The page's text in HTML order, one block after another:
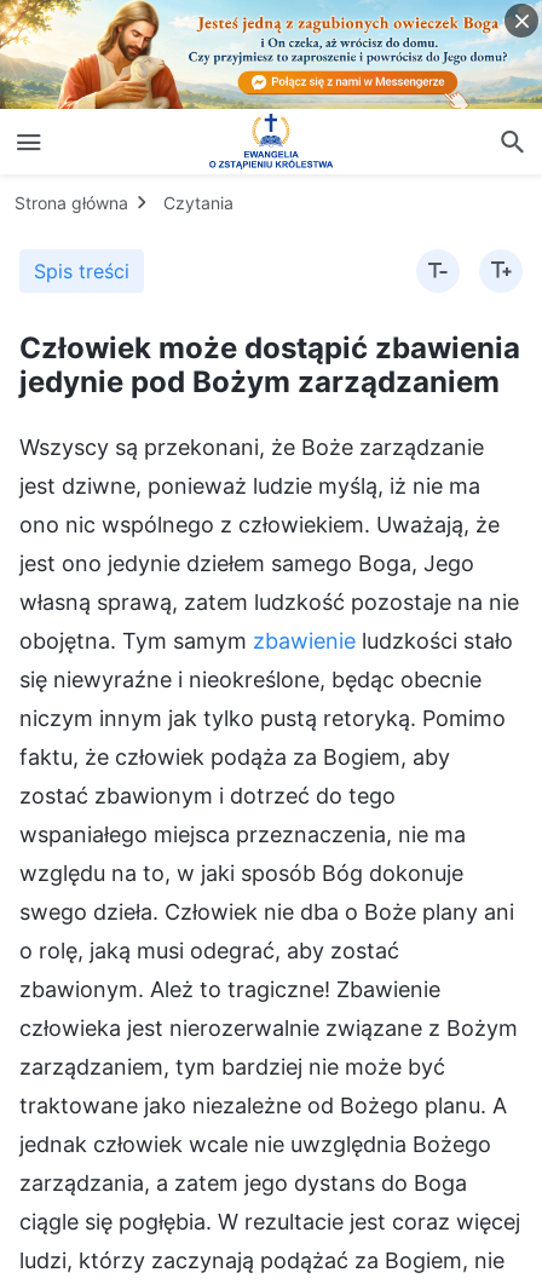
Strona główna Czytania
Spis treści
Człowiek może dostąpić zbawienia
jedynie pod Bożym zarządzaniem
Wszyscy są przekonani, że Boże zarządzanie
jest dziwne, ponieważ ludzie myślą, iż nie ma
ono nic wspólnego z człowiekiem. Uważają, że
jest ono jedynie dziełem samego Boga, Jego
własną sprawą, zatem ludzkość pozostaje na nie
obojętna. Tym samym zbawienie ludzkości stało
się niewyraźne i nieokreślone, będąc obecnie
niczym innym jak tylko pustą retoryką. Pomimo
faktu, że człowiek podąża za Bogiem, aby
zostać zbawionym i dotrzeć do tego
wspaniałego miejsca przeznaczenia, nie ma
względu na to, w jaki sposób Bóg dokonuje
swego dzieła. Człowiek nie dba o Boże plany ani
o rolę, jaką musi odegrać, aby zostać
zbawionym. Ależ to tragiczne! Zbawienie
człowieka jest nierozerwalnie związane z Bożym
zarządzaniem, tym bardziej nie może być
traktowane jako niezależne od Bożego planu. A
jednak człowiek wcale nie uwzględnia Bożego
zarządzania, a zatem jego dystans do Boga
ciągle się pogłębia. W rezultacie jest coraz więcej
ludzi, którzy zaczynają podążać za Bogiem, nie